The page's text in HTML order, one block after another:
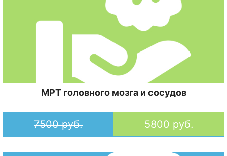
МРТ головного мозга и сосудов
7500 руб. 5800 руб.